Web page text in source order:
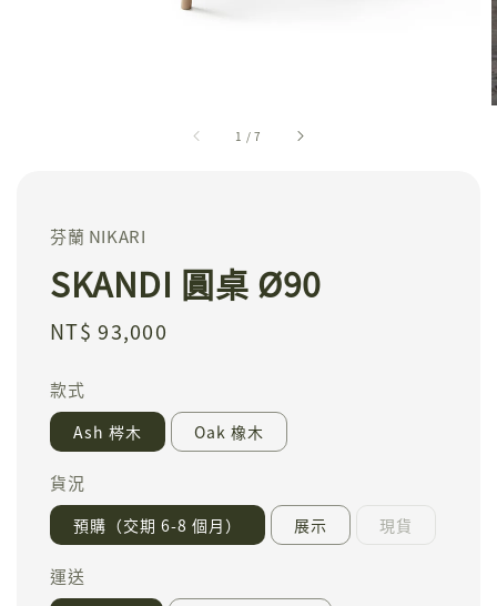
1 /7
芬蘭 NIKARI
SKANDI 圓桌 Ø90
Regular
NT$ 93,000
款式
Ash 梣木 Oak 橡木
貨況
預購（交期 6-8 個月） 展示 現貨
運送